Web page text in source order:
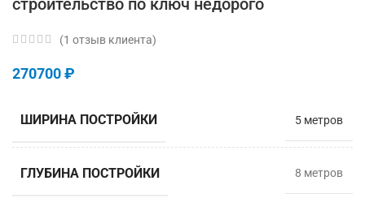
строительство по ключ недорого
(1 отзыв клиента)
270700₽
ШИРИНА ПОСТРОЙКИ 5 метров
ГЛУБИНА ПОСТРОЙКИ 8 мeтров